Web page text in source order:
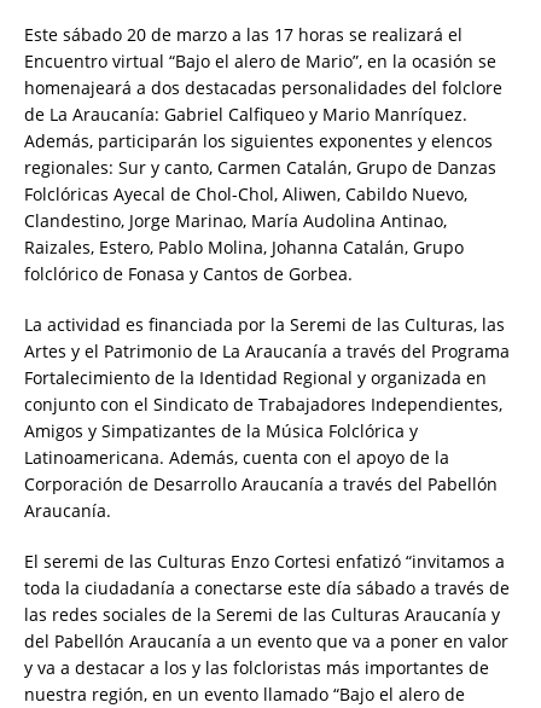
Este sábado 20 de marzo a las 17 horas se realizará el
Encuentro virtual “Bajo el alero de Mario”, en la ocasión se
homenajeará a dos destacadas personalidades del folclore
de La Araucanía: Gabriel Calfiqueo y Mario Manríquez.
Además, participarán los siguientes exponentes y elencos
regionales: Sur y canto, Carmen Catalán, Grupo de Danzas
Folclóricas Ayecal de Chol-Chol, Aliwen, Cabildo Nuevo,
Clandestino, Jorge Marinao, María Audolina Antinao,
Raizales, Estero, Pablo Molina, Johanna Catalán, Grupo
folclórico de Fonasa y Cantos de Gorbea.
La actividad es financiada por la Seremi de las Culturas, las
Artes y el Patrimonio de La Araucanía a través del Programa
Fortalecimiento de la Identidad Regional y organizada en
conjunto con el Sindicato de Trabajadores Independientes,
Amigos y Simpatizantes de la Música Folclórica y
Latinoamericana. Además, cuenta con el apoyo de la
Corporación de Desarrollo Araucanía a través del Pabellón
Araucanía.
El seremi de las Culturas Enzo Cortesi enfatizó “invitamos a
toda la ciudadanía a conectarse este día sábado a través de
las redes sociales de la Seremi de las Culturas Araucanía y
del Pabellón Araucanía a un evento que va a poner en valor
y va a destacar a los y las folcloristas más importantes de
nuestra región, en un evento llamado “Bajo el alero de